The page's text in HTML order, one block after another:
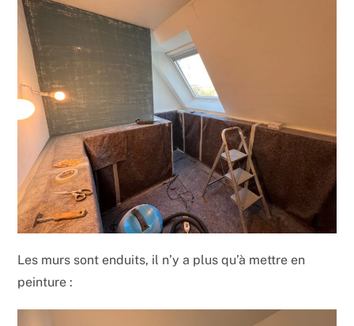
Les murs sont enduits, il n’y a plus qu’à mettre en
peinture :